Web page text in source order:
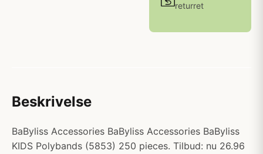
returret
Beskrivelse
BaByliss Accessories BaByliss Accessories BaByliss
KIDS Polybands (5853) 250 pieces. Tilbud: nu 26.96